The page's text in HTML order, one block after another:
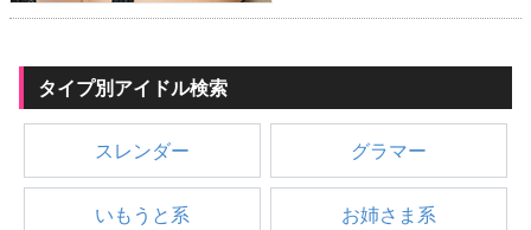
タイプ別アイドル検索
スレンダー グラマー
いもうと系 お姉さま系